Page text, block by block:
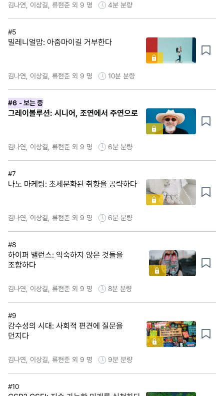
김나연, 이상길, 류현준 외 9 명 4분 분량
#5
밀레니얼맘: 아줌마이길 거부한다
김나연, 이상길, 류현준 외 9 명 10분 분량
#6 - 보는 중
그레이볼루션: 시니어, 조연에서 주연으로
김나연, 이상길, 류현준 외 9 명 6분 분량
#7
나노 마케팅: 초세분화된 취향을 공략하다
김나연, 이상길, 류현준 외 9 명 6분 분량
#8
하이퍼 밸런스: 익숙하지 않은 것들을
조합하다
김나연, 이상길, 류현준 외 9 명 8분 분량
#9
감수성의 시대: 사회적 편견에 질문을
던지다
김나연, 이상길, 류현준 외 9 명 9분 분량
#10